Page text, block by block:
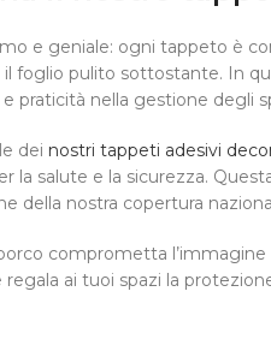
e geniale: ogni tappeto è
il foglio pulito sottostante. In
praticità nella gestione degli
dei nostri tappeti adesivi
la salute e la sicurezza.
della nostra copertura
comprometta l’immagine
regala ai tuoi spazi la